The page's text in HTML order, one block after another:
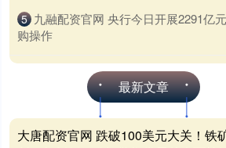
5 九融配资官网 央行今日开展2291亿
购操作
最新文章
大唐配资官网 跌破100美元大关！铁